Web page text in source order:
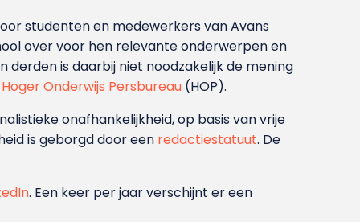
studenten en medewerkers van Avans
over voor hen relevante onderwerpen en
is daarbij niet noodzakelijk de mening
Hoger Onderwijs Persbureau (HOP).
onafhankelijkheid, op basis van vrije
is geborgd door een redactiestatuut. De
. Een keer per jaar verschijnt er een